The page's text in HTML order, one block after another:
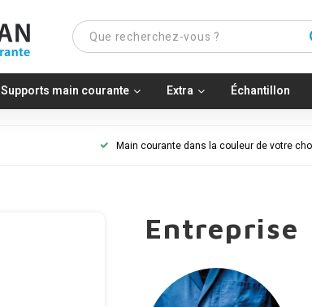
Supports main courante Extra Échantillon
Main courante dans la couleur de votre
Entreprise